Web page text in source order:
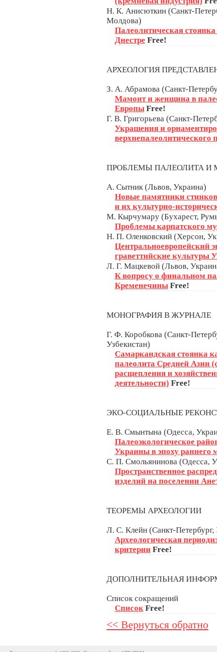
Н. К. Анисюткин (Санкт-
Молдова)
Палеолитическая
Днестре Free!
АРХЕОЛОГИЯ
З. А. Абрамова (Санкт-
Мамонт и женщина в
Европы Free!
Г. В. Григорьева (Санкт-
Украшения и
ПРОБЛЕМЫ ПАЛЕОЛИТА И
А. Сытник (Львов, Украина)
Новые памятники
и их культурно-
М. Кырчумару (Бухарест,
Проблемы карпатского
Н. П. Оленковский (Херсон,
Центральноевропейский
граветтийские культуры
Л. Г. Мацкевой (Львов,
К вопросу о финальном
Кременечины Free!
МОНОГРАФИЯ В ЖУРНАЛЕ
Г. Ф. Коробкова (Санкт-
Узбекистан)
Самаркандская стоянка
палеолита Средней Азии
расщепления и
деятельности) Free!
ЭКО-СОЦИАЛЬНЫЕ
Е. В. Смынтына (Одесса,
Палеоэкологическое
Украины в эпоху раннего
С. П. Смольянинова (Одесса,
Пространственное
изделий на поселении
ТЕОРЕМЫ АРХЕОЛОГИИ
Л. С. Клейн (Санкт-Петербург,
Археологическая
критерии Free!
ДОПОЛНИТЕЛЬНАЯ
Список сокращений
Список Free!
<< Вернуться обратно